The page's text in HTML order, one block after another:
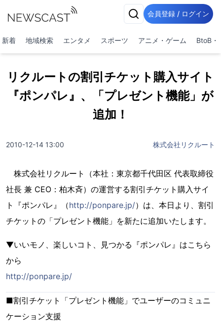
会員登録 / ログイン
新着 地域検索 エンタメ スポーツ アニメ・ゲーム BtoB・
リクルートの割引チケット購入サイト
『ポンパレ』、「プレゼント機能」が
追加！
2010-12-14 13:00 株式会社リクルート
株式会社リクルート（本社：東京都千代田区 代表取締役
社長 兼 CEO：柏木斉）の運営する割引チケット購入サイ
ト『ポンパレ』（http://ponpare.jp/）は、本日より、割引
チケットの「プレゼント機能」を新たに追加いたします。
▼いいモノ、楽しいコト、見つかる『ポンパレ』はこちら
から
http://ponpare.jp/
■割引チケット「プレゼント機能」でユーザーのコミュニ
ケーション支援